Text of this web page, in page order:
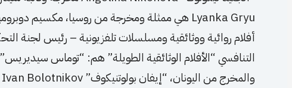
أفلام روائية ووثائقية ومسلسلات تلفزيونية – رئيس لجنة